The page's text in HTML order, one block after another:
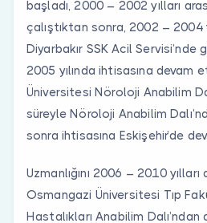
başladı, 2000 – 2002 yılları
çalıştıktan sonra, 2002 – 2004
Diyarbakır SSK Acil
2005 yılında ihtisasına devam
Üniversitesi Nöroloji Anabilim
süreyle Nöroloji Anabilim
sonra ihtisasına Eskişehir’de
Uzmanlığını 2006 – 2010
Osmangazi Üniversitesi Tıp
Hastalıkları Anabilim Dalı’ndan